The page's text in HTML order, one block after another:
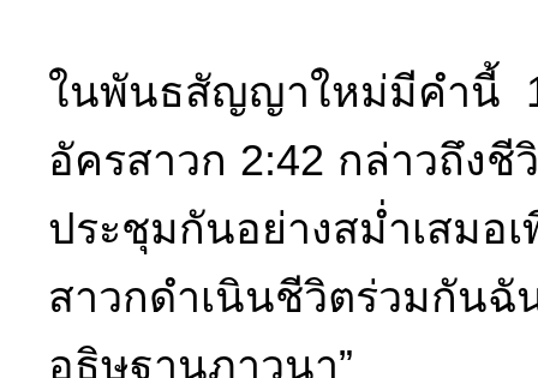
ในพันธสัญญาใหม่มีคำนี้
อัครสาวก 2:42 กล่าวถึง
ประชุมกันอย่างสม่ำเสมอ
สาวกดำเนินชีวิตร่วมกันฉั
อธิษฐานภาวนา”